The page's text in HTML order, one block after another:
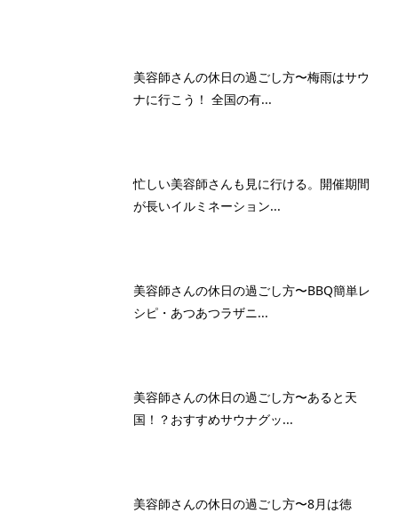
美容師さんの休日の過ごし方〜梅雨はサウ
ナに行こう！ 全国の有...
忙しい美容師さんも見に行ける。開催期間
が長いイルミネーション...
美容師さんの休日の過ごし方〜BBQ簡単レ
シピ・あつあつラザニ...
美容師さんの休日の過ごし方〜あると天
国！？おすすめサウナグッ...
美容師さんの休日の過ごし方〜8月は徳